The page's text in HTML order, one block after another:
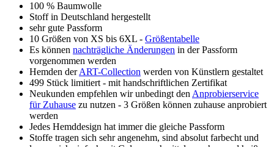
100 % Baumwolle
Stoff in Deutschland hergestellt
sehr gute Passform
10 Größen von XS bis 6XL - Größentabelle
Es können nachträgliche Änderungen in der Passform
vorgenommen werden
Hemden derART-Collection werden von Künstlern gestaltet
499 Stück limitiert - mit handschriftlichen Zertifikat
Neukunden empfehlen wir unbedingt den Anprobierservice
für Zuhause zu nutzen - 3 Größen können zuhause anprobiert
werden
Jedes Hemddesign hat immer die gleiche Passform
Stoffe tragen sich sehr angenehm, sind absolut farbecht und